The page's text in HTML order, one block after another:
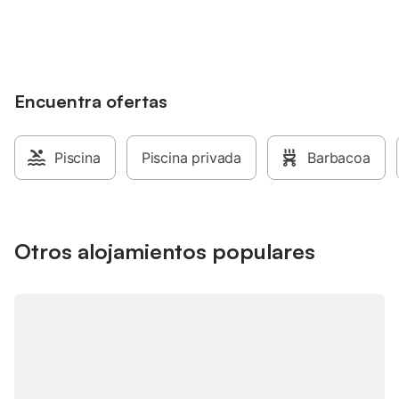
Encuentra ofertas
Piscina Piscina privada Barbacoa
Otros alojamientos populares